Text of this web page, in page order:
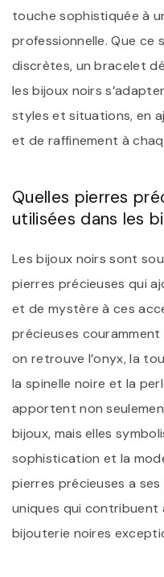
touche sophistiquée à
professionnelle. Que ce
discrètes, un bracelet
les bijoux noirs
styles et situations, en
et de raffinement à
Quelles pierres
utilisées dans les
Les bijoux noirs sont
pierres précieuses qui
et de mystère à ces
précieuses
on retrouve l’onyx, la
la spinelle noire et la
apportent non
bijoux, mais elles
sophistication et la
pierres précieuses a
uniques qui contribuent
bijouterie noires